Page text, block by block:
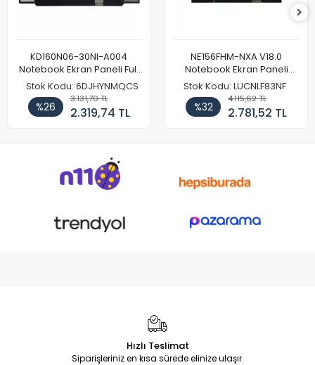
KD160N06-30NI-A004
Notebook Ekran Paneli Full
HD
Stok Kodu: 6DJHYNMQCS
%26
3.131,70 TL
2.319,74 TL
NE156FHM-NXA V18.0
Notebook Ekran Paneli
144Hz
Stok Kodu: LUCNLF83NF
%32
4.115,62 TL
2.781,52 TL
Hızlı Teslimat
Siparişleriniz en kısa sürede elinize ulaşır.